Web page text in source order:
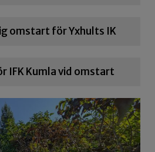
omstart för Yxhults IK
IFK Kumla vid omstart